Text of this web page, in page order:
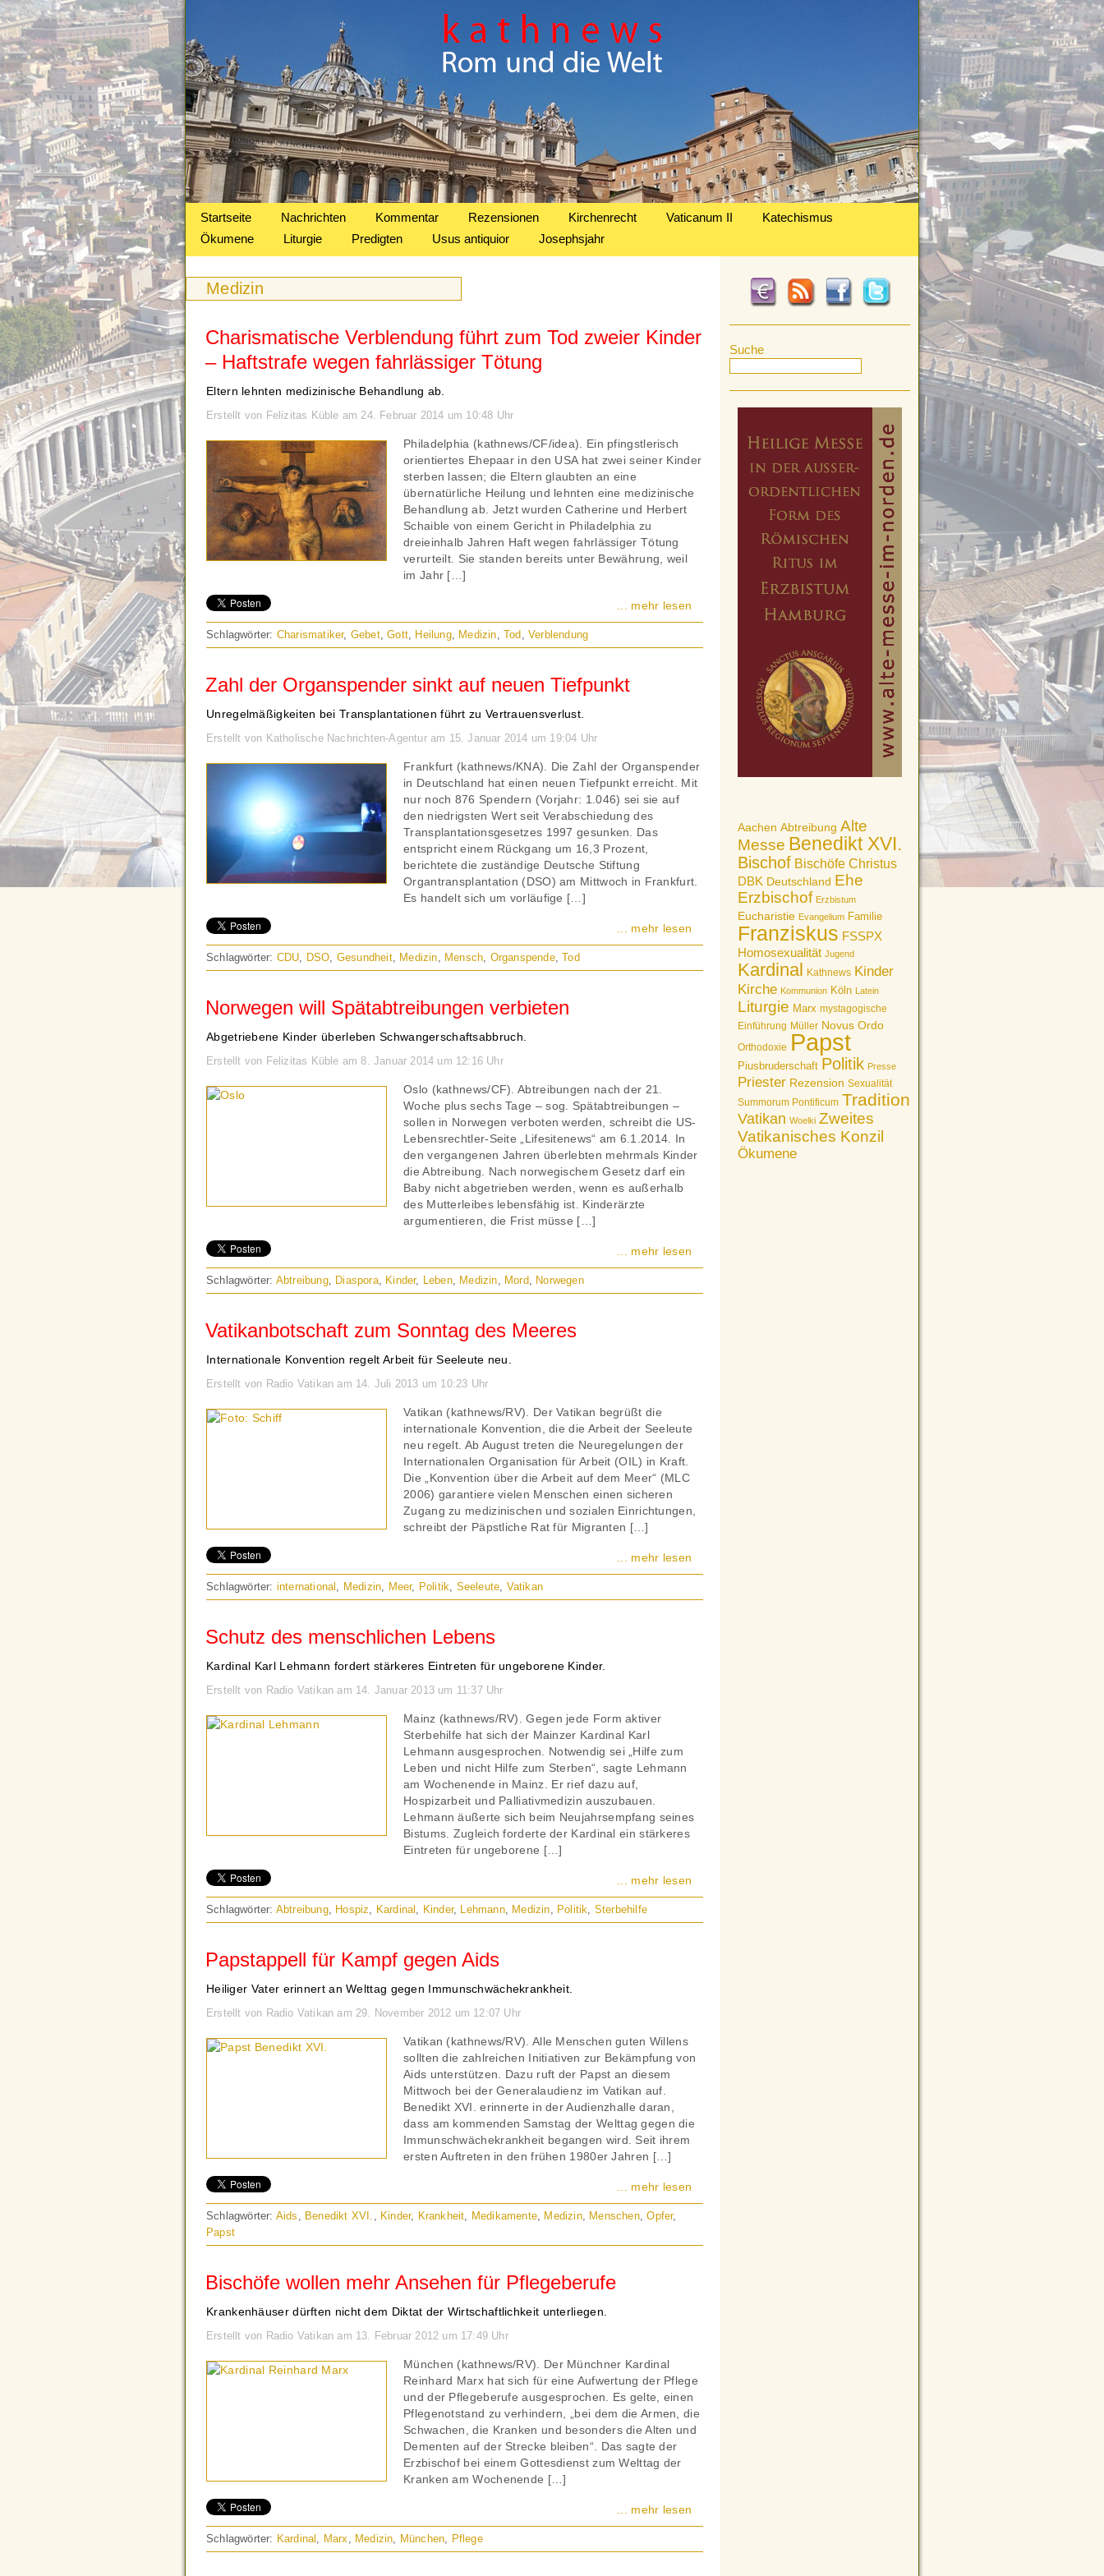
Startseite Nachrichten Kommentar Rezensionen Kirchenrecht Vaticanum II
Katechismus
Ökumene
Liturgie Predigten Usus antiquior Josephsjahr
Suche
Aachen Abtreibung Alte
Messe Benedikt XVI.
Bischof Bischöfe Christus
DBK Deutschland Ehe
Erzbischof Erzbistum
Eucharistie Evangelium Familie
Franziskus FSSPX
Homosexualität Jugend
Kardinal Kathnews Kinder
Kirche Kommunion Köln Latein
Liturgie Marx mystagogische
Einführung Müller Novus Ordo
Orthodoxie Papst
Piusbruderschaft Politik Presse
Priester Rezension Sexualität
Summorum Pontificum Tradition
Vatikan Woelki Zweites
Vatikanisches Konzil
Ökumene
Medizin
Charismatische Verblendung führt zum Tod zweier Kinder
– Haftstrafe wegen fahrlässiger Tötung
Eltern lehnten medizinische Behandlung ab.
Erstellt von Felizitas Küble am 24. Februar 2014 um 10:48 Uhr
Philadelphia (kathnews/CF/idea). Ein pfingstlerisch
orientiertes Ehepaar in den USA hat zwei seiner Kinder
sterben lassen; die Eltern glaubten an eine
übernatürliche Heilung und lehnten eine medizinische
Behandlung ab. Jetzt wurden Catherine und Herbert
Schaible von einem Gericht in Philadelphia zu
dreieinhalb Jahren Haft wegen fahrlässiger Tötung
verurteilt. Sie standen bereits unter Bewährung, weil
im Jahr […]
... mehr lesen
Schlagwörter: Charismatiker, Gebet,Gott, Heilung, Medizin,Tod ,Verblendung
Zahl der Organspender sinkt auf neuen Tiefpunkt
Unregelmäßigkeiten bei Transplantationen führt zu Vertrauensverlust.
Erstellt von Katholische Nachrichten-Agentur am 15. Januar 2014 um 19:04 Uhr
Frankfurt (kathnews/KNA). Die Zahl der Organspender
in Deutschland hat einen neuen Tiefpunkt erreicht. Mit
nur noch 876 Spendern (Vorjahr: 1.046) sei sie auf
den niedrigsten Wert seit Verabschiedung des
Transplantationsgesetzes 1997 gesunken. Das
entspricht einem Rückgang um 16,3 Prozent,
berichtete die zuständige Deutsche Stiftung
Organtransplantation (DSO) am Mittwoch in Frankfurt.
Es handelt sich um vorläufige […]
... mehr lesen
Schlagwörter: CDU, DSO, Gesundheit, Medizin, Mensch, Organspende,Tod
Norwegen will Spätabtreibungen verbieten
Abgetriebene Kinder überleben Schwangerschaftsabbruch.
Erstellt von Felizitas Küble am 8. Januar 2014 um 12:16 Uhr
Oslo (kathnews/CF). Abtreibungen nach der 21.
Woche plus sechs Tage – sog. Spätabtreibungen –
sollen in Norwegen verboten werden, schreibt die US-
Lebensrechtler-Seite „Lifesitenews“ am 6.1.2014. In
den vergangenen Jahren überlebten mehrmals Kinder
die Abtreibung. Nach norwegischem Gesetz darf ein
Baby nicht abgetrieben werden, wenn es außerhalb
des Mutterleibes lebensfähig ist. Kinderärzte
argumentieren, die Frist müsse […]
... mehr lesen
Schlagwörter: Abtreibung, Diaspora, Kinder, Leben, Medizin, Mord, Norwegen
Vatikanbotschaft zum Sonntag des Meeres
Internationale Konvention regelt Arbeit für Seeleute neu.
Erstellt von Radio Vatikan am 14. Juli 2013 um 10:23 Uhr
Vatikan (kathnews/RV). Der Vatikan begrüßt die
internationale Konvention, die die Arbeit der Seeleute
neu regelt. Ab August treten die Neuregelungen der
Internationalen Organisation für Arbeit (OIL) in Kraft.
Die „Konvention über die Arbeit auf dem Meer“ (MLC
2006) garantiere vielen Menschen einen sicheren
Zugang zu medizinischen und sozialen Einrichtungen,
schreibt der Päpstliche Rat für Migranten […]
... mehr lesen
Schlagwörter: international , Medizin, Meer, Politik, Seeleute, Vatikan
Schutz des menschlichen Lebens
Kardinal Karl Lehmann fordert stärkeres Eintreten für ungeborene Kinder.
Erstellt von Radio Vatikan am 14. Januar 2013 um 11:37 Uhr
Mainz (kathnews/RV). Gegen jede Form aktiver
Sterbehilfe hat sich der Mainzer Kardinal Karl
Lehmann ausgesprochen. Notwendig sei „Hilfe zum
Leben und nicht Hilfe zum Sterben“, sagte Lehmann
am Wochenende in Mainz. Er rief dazu auf,
Hospizarbeit und Palliativmedizin auszubauen.
Lehmann äußerte sich beim Neujahrsempfang seines
Bistums. Zugleich forderte der Kardinal ein stärkeres
Eintreten für ungeborene […]
... mehr lesen
Schlagwörter: Abtreibung, Hospiz, Kardinal , Kinder, Lehmann, Medizin, Politik, Sterbehilfe
Papstappell für Kampf gegen Aids
Heiliger Vater erinnert an Welttag gegen Immunschwächekrankheit.
Erstellt von Radio Vatikan am 29. November 2012 um 12:07 Uhr
Vatikan (kathnews/RV). Alle Menschen guten Willens
sollten die zahlreichen Initiativen zur Bekämpfung von
Aids unterstützen. Dazu ruft der Papst an diesem
Mittwoch bei der Generalaudienz im Vatikan auf.
Benedikt XVI. erinnerte in der Audienzhalle daran,
dass am kommenden Samstag der Welttag gegen die
Immunschwächekrankheit begangen wird. Seit ihrem
ersten Auftreten in den frühen 1980er Jahren […]
... mehr lesen
Schlagwörter: Aids , Benedikt XVI. , Kinder, Krankheit, Medikamente, Medizin, Menschen,Opfer,
Papst
Bischöfe wollen mehr Ansehen für Pflegeberufe
Krankenhäuser dürften nicht dem Diktat der Wirtschaftlichkeit unterliegen.
Erstellt von Radio Vatikan am 13. Februar 2012 um 17:49 Uhr
München (kathnews/RV). Der Münchner Kardinal
Reinhard Marx hat sich für eine Aufwertung der Pflege
und der Pflegeberufe ausgesprochen. Es gelte, einen
Pflegenotstand zu verhindern, „bei dem die Armen, die
Schwachen, die Kranken und besonders die Alten und
Dementen auf der Strecke bleiben“. Das sagte der
Erzbischof bei einem Gottesdienst zum Welttag der
Kranken am Wochenende […]
... mehr lesen
Schlagwörter: Kardinal , Marx, Medizin, München, Pflege